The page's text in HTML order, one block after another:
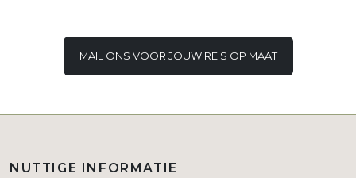
MAIL ONS VOOR JOUW REIS OP MAAT
NUTTIGE INFORMATIE